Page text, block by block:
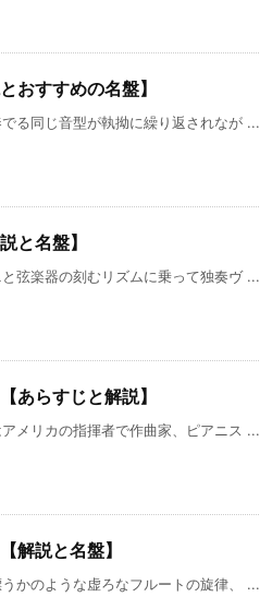
おすすめの名盤】
る同じ音型が執拗に繰り返されなが ...
と名盤】
弦楽器の刻むリズムに乗って独奏ヴ ...
あらすじと解説】
メリカの指揮者で作曲家、ピアニス ...
解説と名盤】
かのような虚ろなフルートの旋律、 ...